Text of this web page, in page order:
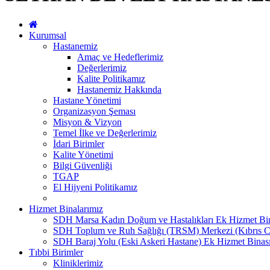
Kurumsal
Hastanemiz
Amaç ve Hedeflerimiz
Değerlerimiz
Kalite Politikamız
Hastanemiz Hakkında
Hastane Yönetimi
Organizasyon Şeması
Misyon & Vizyon
Temel İlke ve Değerlerimiz
İdari Birimler
Kalite Yönetimi
Bilgi Güvenliği
TGAP
El Hijyeni Politikamız
Hizmet Binalarımız
SDH Marsa Kadın Doğum ve Hastalıkları Ek Hizmet
SDH Toplum ve Ruh Sağlığı (TRSM) Merkezi (Kıbrıs
SDH Baraj Yolu (Eski Askeri Hastane) Ek Hizmet Binası
Tıbbi Birimler
Kliniklerimiz